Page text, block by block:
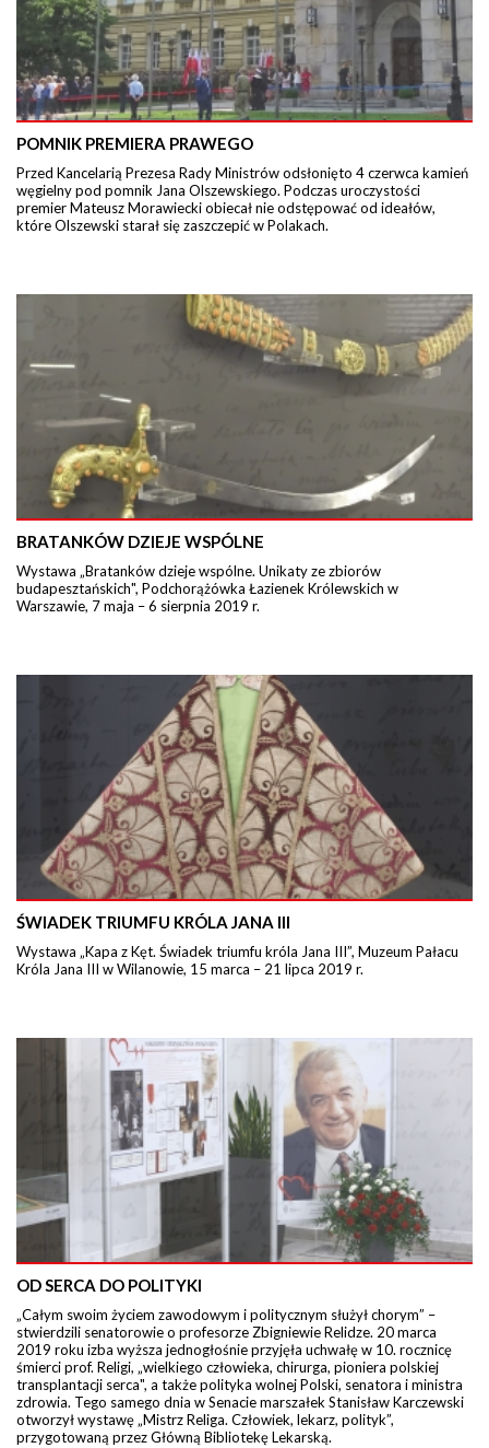
POMNIK PREMIERA PRAWEGO
Przed Kancelarią Prezesa Rady Ministrów odsłonięto 4 czerwca kamień
węgielny pod pomnik Jana Olszewskiego. Podczas uroczystości
premier Mateusz Morawiecki obiecał nie odstępować od ideałów,
które Olszewski starał się zaszczepić w Polakach.
BRATANKÓW DZIEJE WSPÓLNE
Wystawa „Bratanków dzieje wspólne. Unikaty ze zbiorów
budapesztańskich", Podchorążówka Łazienek Królewskich w
Warszawie, 7 maja – 6 sierpnia 2019 r.
ŚWIADEK TRIUMFU KRÓLA JANA III
Wystawa „Kapa z Kęt. Świadek triumfu króla Jana III”, Muzeum Pałacu
Króla Jana III w Wilanowie, 15 marca – 21 lipca 2019 r.
OD SERCA DO POLITYKI
„Całym swoim życiem zawodowym i politycznym służył chorym” –
stwierdzili senatorowie o profesorze Zbigniewie Relidze. 20 marca
2019 roku izba wyższa jednogłośnie przyjęła uchwałę w 10. rocznicę
śmierci prof. Religi, „wielkiego człowieka, chirurga, pioniera polskiej
transplantacji serca", a także polityka wolnej Polski, senatora i ministra
zdrowia. Tego samego dnia w Senacie marszałek Stanisław Karczewski
otworzył wystawę „Mistrz Religa. Człowiek, lekarz, polityk”,
przygotowaną przez Główną Bibliotekę Lekarską.